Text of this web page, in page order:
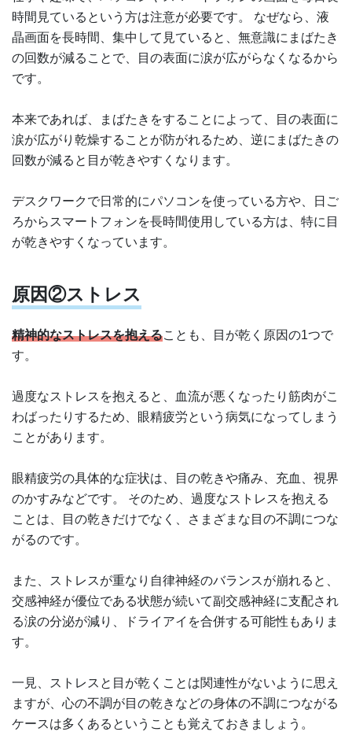
時間見ているという方は注意が必要です。 なぜなら、液
晶画面を長時間、集中して見ていると、無意識にまばたき
の回数が減ることで、目の表面に涙が広がらなくなるから
です。
本来であれば、まばたきをすることによって、目の表面に
涙が広がり乾燥することが防がれるため、逆にまばたきの
回数が減ると目が乾きやすくなります。
デスクワークで日常的にパソコンを使っている方や、日ご
ろからスマートフォンを長時間使用している方は、特に目
が乾きやすくなっています。
原因②ストレス
精神的なストレスを抱えることも、目が乾く原因の1つで
す。
過度なストレスを抱えると、血流が悪くなったり筋肉がこ
わばったりするため、眼精疲労という病気になってしまう
ことがあります。
眼精疲労の具体的な症状は、目の乾きや痛み、充血、視界
のかすみなどです。 そのため、過度なストレスを抱える
ことは、目の乾きだけでなく、さまざまな目の不調につな
がるのです。
また、ストレスが重なり自律神経のバランスが崩れると、
交感神経が優位である状態が続いて副交感神経に支配され
る涙の分泌が減り、ドライアイを合併する可能性もありま
す。
一見、ストレスと目が乾くことは関連性がないように思え
ますが、心の不調が目の乾きなどの身体の不調につながる
ケースは多くあるということも覚えておきましょう。